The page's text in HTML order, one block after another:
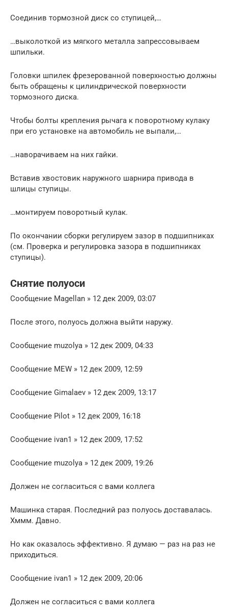
Соединив тормозной диск со ступицей,…
…выколоткой из мягкого металла запрессовываем
шпильки.
Головки шпилек фрезерованной поверхностью должны
быть обращены к цилиндрической поверхности
тормозного диска.
Чтобы болты крепления рычага к поворотному кулаку
при его установке на автомобиль не выпали,…
…наворачиваем на них гайки.
Вставив хвостовик наружного шарнира привода в
шлицы ступицы.
…монтируем поворотный кулак.
По окончании сборки регулируем зазор в подшипниках
(см. Проверка и регулировка зазора в подшипниках
ступицы).
Снятие полуоси
Сообщение Magellan » 12 дек 2009, 03:07
После этого, полуось должна выйти наружу.
Сообщение muzolya » 12 дек 2009, 04:33
Сообщение MEW » 12 дек 2009, 12:59
Сообщение Gimalaev » 12 дек 2009, 13:17
Сообщение Pilot » 12 дек 2009, 16:18
Сообщение ivan1 » 12 дек 2009, 17:52
Сообщение muzolya » 12 дек 2009, 19:26
Должен не согласиться с вами коллега
Машинка старая. Последний раз полуось доставалась.
Хммм. Давно.
Но как оказалось эффективно. Я думаю — раз на раз не
приходиться.
Сообщение ivan1 » 12 дек 2009, 20:06
Должен не согласиться с вами коллега